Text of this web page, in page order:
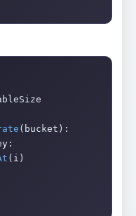
(bucket):
(i)